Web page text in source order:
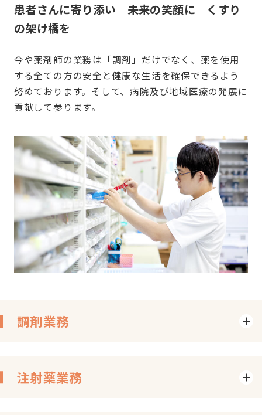
患者さんに寄り添い 未来の笑顔に くすり
の架け橋を
今や薬剤師の業務は「調剤」だけでなく、薬を使用
する全ての方の安全と健康な生活を確保できるよう
努めております。そして、病院及び地域医療の発展に
貢献して参ります。
調剤業務
注射薬業務